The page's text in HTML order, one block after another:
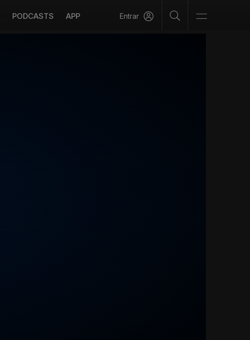
PODCASTS APP Entrar